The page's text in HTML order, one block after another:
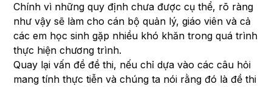
Chính vì những quy định chưa được cụ thể, rõ ràng
như vậy sẽ làm cho cán bộ quản lý, giáo viên và cả
các em học sinh gặp nhiều khó khăn trong quá trình
thực hiện chương trình.
Quay lại vấn đề đề thi, nếu chỉ dựa vào các câu hỏi
mang tính thực tiễn và chúng ta nói rằng đó là đề thi